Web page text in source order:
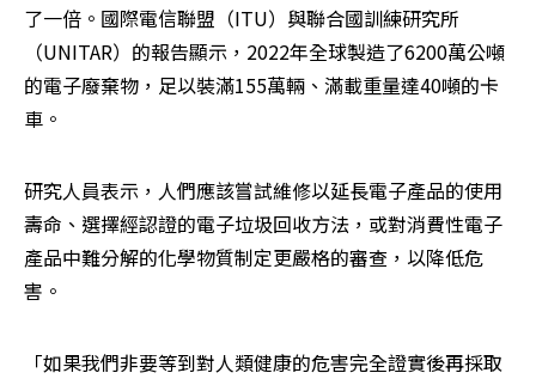
了一倍。國際電信聯盟（ITU）與聯合國訓練研究所
（UNITAR）的報告顯示，2022年全球製造了6200萬公噸
的電子廢棄物，足以裝滿155萬輛、滿載重量達40噸的卡
車。
研究人員表示，人們應該嘗試維修以延長電子產品的使用
壽命、選擇經認證的電子垃圾回收方法，或對消費性電子
產品中難分解的化學物質制定更嚴格的審查，以降低危
害。
「如果我們非要等到對人類健康的危害完全證實後再採取